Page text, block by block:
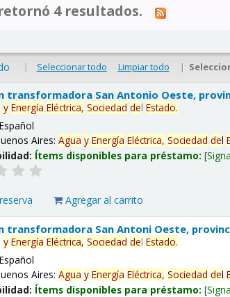
4 resultados.
| Seleccionar todo Limpiar todo |
transformadora San Antonio Oeste,
y Energía Eléctrica, Sociedad delEstado.
Español
Aires:Agua y Energía Eléctrica, Sociedad del
Ítems disponibles para préstamo:
Agregar al carrito
transformadora San Antoni Oeste,
y Energía Eléctrica, Sociedad delEstado.
Español
Aires:Agua y Energía Eléctrica, Sociedad del
Ítems disponibles para préstamo: